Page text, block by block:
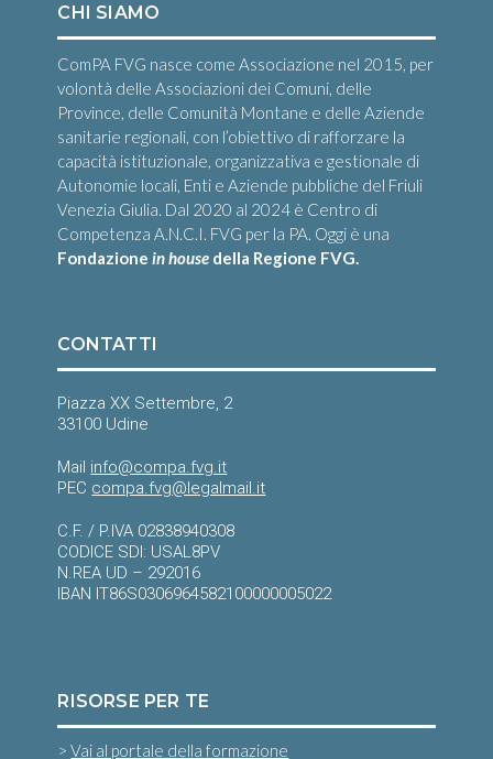
CHI SIAMO
ComPA FVG nasce come Associazione nel 2015, per
volontà delle Associazioni dei Comuni, delle
Province, delle Comunità Montane e delle Aziende
sanitarie regionali, con l’obiettivo di rafforzare la
capacità istituzionale, organizzativa e gestionale di
Autonomie locali, Enti e Aziende pubbliche del Friuli
Venezia Giulia. Dal 2020 al 2024 è Centro di
Competenza A.N.C.I. FVG per la PA. Oggi è una
Fondazionein house della Regione FVG.
CONTATTI
Piazza XX Settembre, 2
33100 Udine
Mail info@compa.fvg.it
PEC compa.fvg@legalmail.it
C.F. / P.IVA 02838940308
CODICE SDI: USAL8PV
N.REA UD – 292016
IBAN IT86S0306964582100000005022
RISORSE PER TE
>Vai al portale della formazione